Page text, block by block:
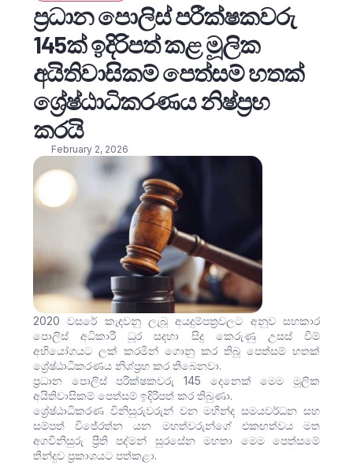
ප්‍රධාන පොලිස් පරීක්ෂකවරු
145ක් ඉදිරිපත් කළ මූලික
අයිතිවාසිකම් පෙත්සම් හතක්
ශ්‍රේෂ්ඨාධිකරණය නිෂ්ප්‍රභ
කරයි
February 2, 2026
2020 වසරේ කැඳවනු ලැබූ අයදුම්පත්‍රවලට අනුව සහකාර
පොලිස් අධිකාරී ධූර සදහා සිදු කෙරුණු උසස් වීම්
අභියෝගයට ලක් කරමින් ගොනු කර තිබූ පෙත්සම් හතක්
ශ්‍රේෂ්ඨාධිකරණය නිශ්ප්‍රභ කර තිබෙනවා.
ප්‍රධාන පොලිස් පරීක්ෂකවරු 145 දෙනෙක් මෙම මූලික
අයිතිවාසිකම් පෙත්සම් ඉදිරිපත් කර තිබුණා.
ශ්‍රේෂ්ඨාධිකරණ විනිසුරුවරුන් වන මහින්ද සමයවර්ධන සහ
සම්පත් විජේරත්න යන මහත්වරුන්ගේ එකඟත්වය මත
අගවිනිසුරු ප්‍රීති පද්මන් සුරසේන මහතා මෙම පෙත්සමේ
තීන්දුව ප්‍රකාශයට පත්කළා.